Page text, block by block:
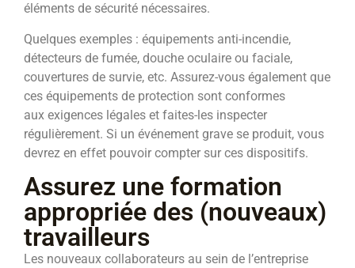
éléments de sécurité nécessaires.
Quelques exemples : équipements anti-incendie,
détecteurs de fumée, douche oculaire ou faciale,
couvertures de survie, etc. Assurez-vous également que
ces équipements de protection sont conformes
aux exigences légales et faites-les inspecter
régulièrement. Si un événement grave se produit, vous
devrez en effet pouvoir compter sur ces dispositifs.
Assurez une formation
appropriée des (nouveaux)
travailleurs
Les nouveaux collaborateurs au sein de l’entreprise